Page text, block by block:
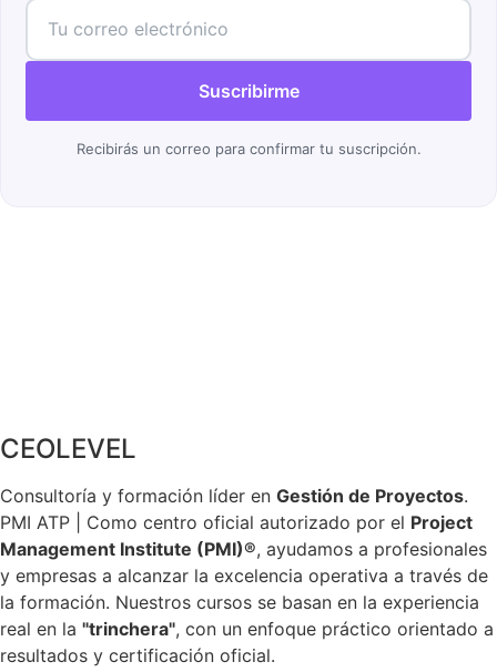
Suscribirme
Recibirás un correo para confirmar tu suscripción.
CEOLEVEL
Consultoría y formación líder en Gestión de Proyectos.
PMI ATP | Como centro oficial autorizado por el Project
Management Institute (PMI)®, ayudamos a profesionales
y empresas a alcanzar la excelencia operativa a través de
la formación. Nuestros cursos se basan en la experiencia
real en la "trinchera", con un enfoque práctico orientado a
resultados y certificación oficial.